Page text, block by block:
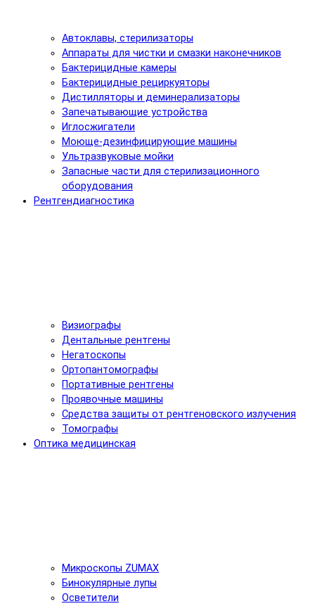
Автоклавы, стерилизаторы
Аппараты для чистки и смазки наконечников
Бактерицидные камеры
Бактерицидные рециркуяторы
Дистилляторы и деминерализаторы
Запечатывающие устройства
Иглосжигатели
Моюще-дезинфицирующие машины
Ультразвуковые мойки
Запасные части для стерилизационного
оборудования
Рентгендиагностика
Визиографы
Дентальные рентгены
Негатоскопы
Ортопантомографы
Портативные рентгены
Проявочные машины
Средства защиты от рентгеновского излучения
Томографы
Оптика медицинская
Микроскопы ZUMAX
Бинокулярные лупы
Осветители